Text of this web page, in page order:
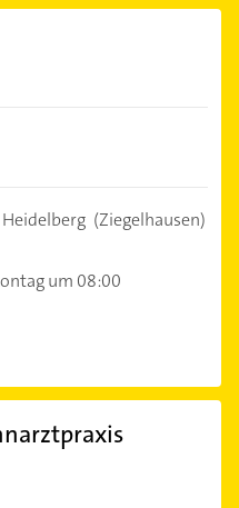
(Ziegelhausen)
um 08:00